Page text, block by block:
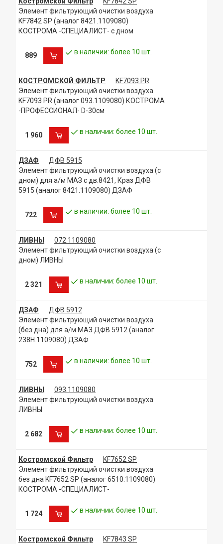
Элемент фильтрующий очистки воздуха
KF7842 SP (аналог 8421.1109080)
КОСТРОМА -СПЕЦИАЛИСТ- с дном
889 в наличии: более 10 шт.
КОСТРОМСКОЙ ФИЛЬТР
KF7093 PR
Элемент фильтрующий очистки воздуха
KF7093 PR (аналог 093.1109080) КОСТРОМА
-ПРОФЕССИОНАЛ- D-30см
1 960 в наличии: более 10 шт.
ДЗАФ
ДФВ 5915
Элемент фильтрующий очистки воздуха (с
дном) для а/м МАЗ с дв.8421, Краз ДФВ
5915 (аналог 8421.1109080) ДЗАФ
722 в наличии: более 10 шт.
ЛИВНЫ
072.1109080
Элемент фильтрующий очистки воздуха (с
дном) ЛИВНЫ
2 321 в наличии: более 10 шт.
ДЗАФ
ДФВ 5912
Элемент фильтрующий очистки воздуха
(без дна) для а/м МАЗ ДФВ 5912 (аналог
238Н.1109080) ДЗАФ
752 в наличии: более 10 шт.
ЛИВНЫ
093.1109080
Элемент фильтрующий очистки воздуха
ЛИВНЫ
2 682 в наличии: более 10 шт.
Костромской Фильтр
KF7652 SP
Элемент фильтрующий очистки воздуха
без дна KF7652 SP (аналог 6510.1109080)
КОСТРОМА -СПЕЦИАЛИСТ-
1 724 в наличии: более 10 шт.
Костромской Фильтр
KF7843 SP